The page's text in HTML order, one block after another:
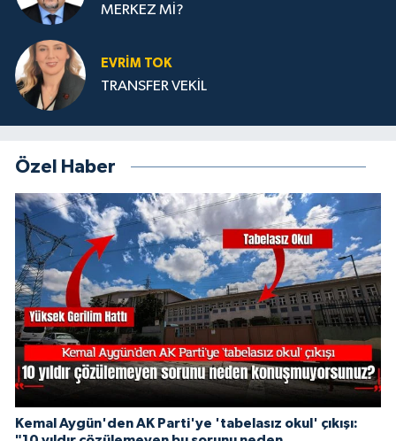
MERKEZ Mİ?
EVRİM TOK
TRANSFER VEKİL
Özel Haber
Kemal Aygün'den AK Parti'ye 'tabelasız okul' çıkışı: